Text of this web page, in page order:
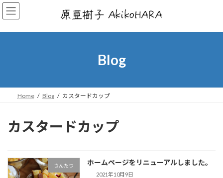
コ
ン
ン
ナ
ビ
ー
Blog
Home Blog カスタードカップ
カスタードカップ
さんたつ ホームページをリニューアルしました。
2021年10月9日